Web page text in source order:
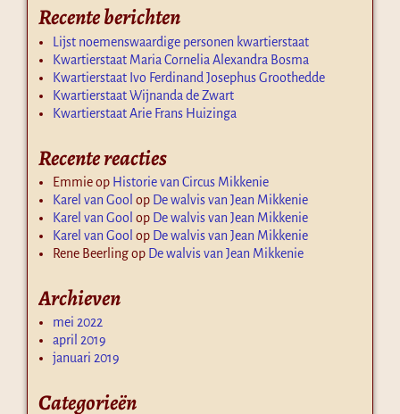
Recente berichten
Lijst noemenswaardige personen kwartierstaat
Kwartierstaat Maria Cornelia Alexandra Bosma
Kwartierstaat Ivo Ferdinand Josephus Groothedde
Kwartierstaat Wijnanda de Zwart
Kwartierstaat Arie Frans Huizinga
Recente reacties
Emmieop Historie van Circus Mikkenie
Karel van Gool op De walvis van Jean Mikkenie
Karel van Gool op De walvis van Jean Mikkenie
Karel van Gool op De walvis van Jean Mikkenie
Rene Beerlingop De walvis van Jean Mikkenie
Archieven
mei 2022
april 2019
januari 2019
Categorieën